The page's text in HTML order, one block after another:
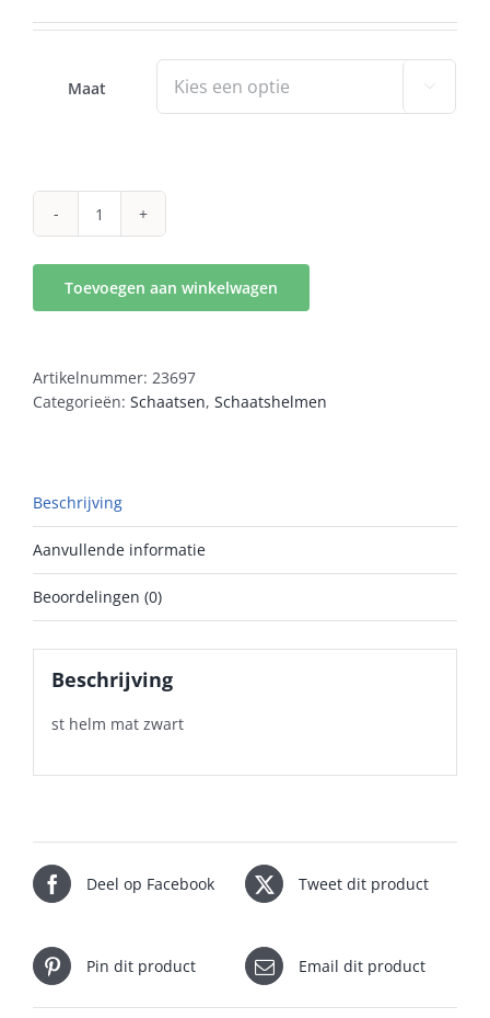
Maat 
st
zwart
Toevoegen aan winkelwagen
Artikelnummer: 23697
Categorieën: Schaatsen, Schaatshelmen
Beschrijving
Aanvullende informatie
Beoordelingen (0)
Beschrijving
st helm mat zwart
Deel op Facebook Tweet dit product
Pin dit product Email dit product